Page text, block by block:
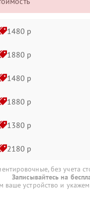
1480 р
1880 р
1480 р
1880 р
1380 р
2180 р
без учета
Записывайтесь на
устройство и укажем